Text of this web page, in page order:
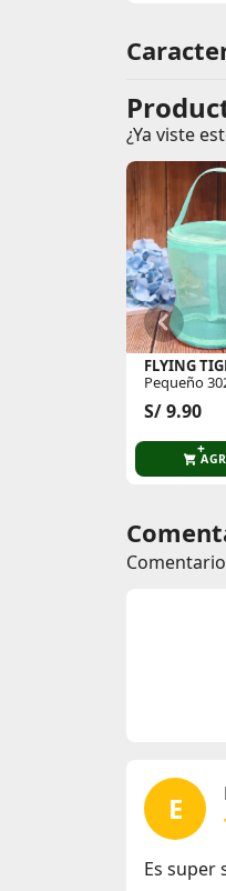
Correa:
Lavar a
¿Ya viste
FLYING
Pequeño
S/ 9.90
E
Es super